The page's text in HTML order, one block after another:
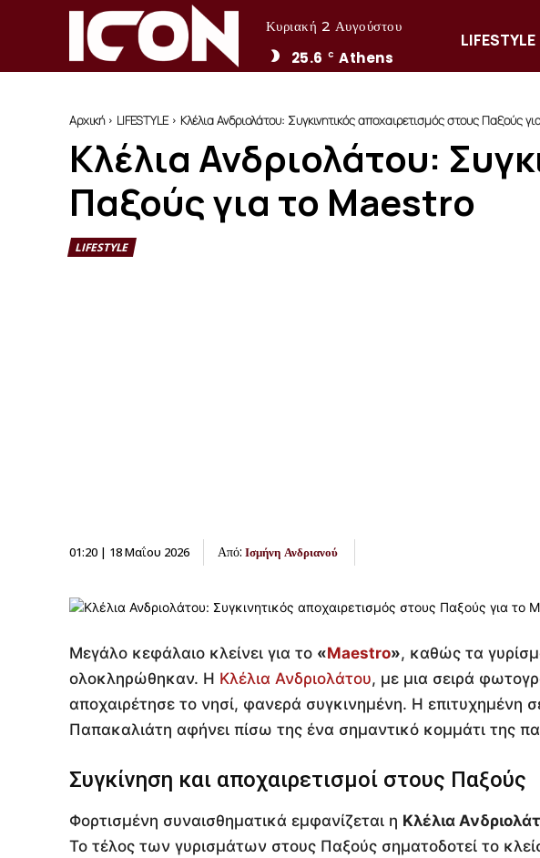
Κυριακή 2 Αυγούστου
25.6 C Athens
LIFESTYLE
Αρχική LIFESTYLE Κλέλια Ανδριολάτου: Συγκινητικός αποχαιρετισμός στους Παξούς
Κλέλια Ανδριολάτου:
Παξούς για το Maestro
LIFESTYLE
01:20 | 18 Μαΐου 2026 Από: Ισμήνη Ανδριανού
Μεγάλο κεφάλαιο κλείνει για το «Maestro», καθώς τα
ολοκληρώθηκαν. Η Κλέλια Ανδριολάτου, με μια σειρά
αποχαιρέτησε το νησί, φανερά συγκινημένη. Η επιτυχημένη
Παπακαλιάτη αφήνει πίσω της ένα σημαντικό κομμάτι της
Συγκίνηση και αποχαιρετισμοί στους Παξούς
Φορτισμένη συναισθηματικά εμφανίζεται η Κλέλια
Το τέλος των γυρισμάτων στους Παξούς σηματοδοτεί το